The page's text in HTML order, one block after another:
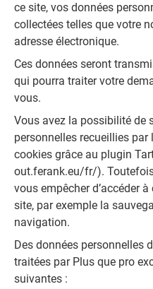
ce site, vos données
collectées telles que votre
adresse électronique.
Ces données seront
qui pourra traiter votre
vous.
Vous avez la possibilité de
personnelles recueillies
cookies grâce au plugin
out.ferank.eu/fr/).
vous empêcher d’accéder
site, par exemple la
navigation.
Des données personnelles
traitées par Plus que pro
suivantes :